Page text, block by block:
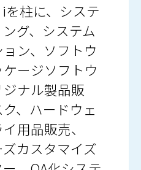
を柱に、システ
グ、システム
ン、ソフトウ
ージソフトウ
ナル製品販
、ハードウェ
用品販売、
カスタマイズ